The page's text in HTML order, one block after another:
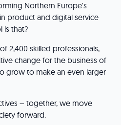
Northern Europe's
product and digital service
is that?
2,400 skilled professionals,
change for the business of
grow to make an even larger
– together, we move
forward.